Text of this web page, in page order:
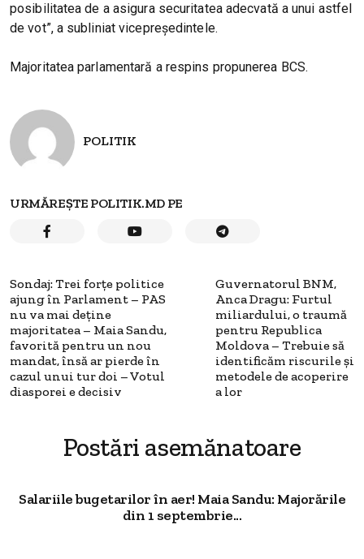
posibilitatea de a asigura securitatea adecvată a unui astfel
de vot”, a subliniat vicepreședintele.
Majoritatea parlamentară a respins propunerea BCS.
POLITIK
URMĂREȘTE POLITIK.MD PE
Sondaj: Trei forțe politice
ajung în Parlament – PAS
nu va mai deține
majoritatea – Maia Sandu,
favorită pentru un nou
mandat, însă ar pierde în
cazul unui tur doi – Votul
diasporei e decisiv
Guvernatorul BNM,
Anca Dragu: Furtul
miliardului, o traumă
pentru Republica
Moldova – Trebuie să
identificăm riscurile şi
metodele de acoperire
a lor
Postări asemănatoare
Salariile bugetarilor în aer! Maia Sandu: Majorările
din 1 septembrie...